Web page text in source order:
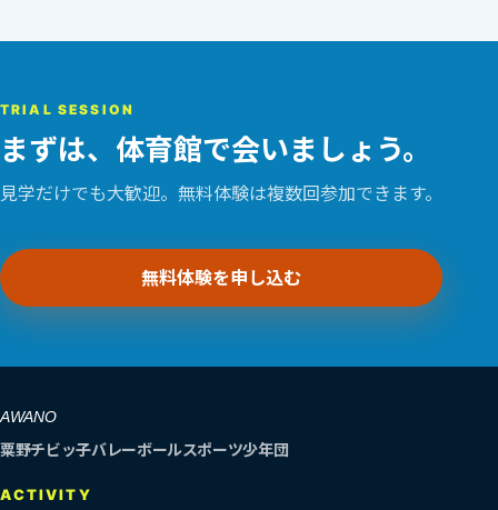
TRIAL SESSION
まずは、体育館で会いましょう。
見学だけでも大歓迎。無料体験は複数回参加できます。
無料体験を申し込む
AWANO
粟野チビッ子バレーボールスポーツ少年団
ACTIVITY